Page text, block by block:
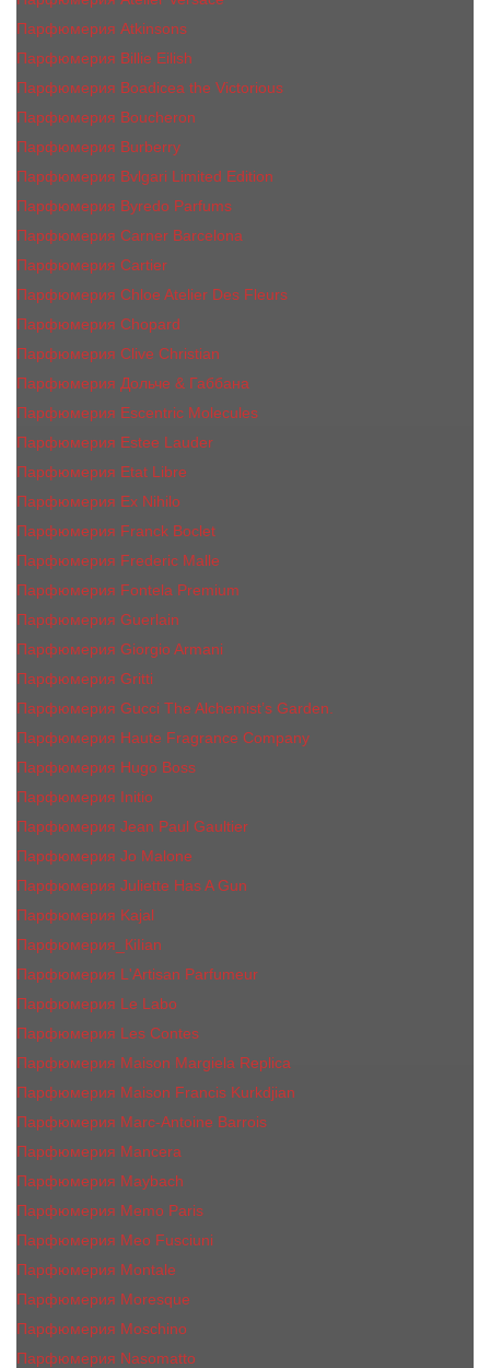
Парфюмерия Atkinsons
Парфюмерия Billie Eilish
Парфюмерия Boadicea the Victorious
Парфюмерия Boucheron
Парфюмерия Burberry
Парфюмерия Bvlgari Limited Edition
Парфюмерия Byredo Parfums
Парфюмерия Carner Barcelona
Парфюмерия Cartier
Парфюмерия Chloe Atelier Des Fleurs
Парфюмерия Сhopard
Парфюмерия Clive Christian
Парфюмерия Дольче & Габбана
Парфюмерия Escentric Molecules
Парфюмерия Estee Lаudеr
Парфюмерия Etat Libre
Парфюмерия Ex Nihilo
Парфюмерия Franck Boclet
Парфюмерия Frеderic Mаlle
Парфюмерия Fontela Premium
Парфюмерия Guerlain
Парфюмерия Giorgio Armani
Парфюмерия Gritti
Парфюмерия Gucci The Alchemist’s Garden.
Парфюмерия Haute Fragrance Company
Парфюмерия Hugo Boss
Парфюмерия Initio
Парфюмерия Jean Paul Gaultier
Парфюмерия Jо Malоnе
Парфюмерия Juliette Has A Gun
Парфюмерия Kajal
Парфюмерия_КiIiаn
Парфюмерия L'Artisan Parfumeur
Парфюмерия Le Labo
Парфюмерия Les Contes
Парфюмерия Maison Margiela Replica
Парфюмерия Maison Francis Kurkdjian
Парфюмерия Marc-Antoine Barrois
Парфюмерия Mancera
Парфюмерия Maybach
Парфюмерия Memo Paris
Парфюмерия Meo Fusciuni
Парфюмерия Montale
Парфюмерия Moresque
Парфюмерия Moschino
Парфюмерия Nasomatto